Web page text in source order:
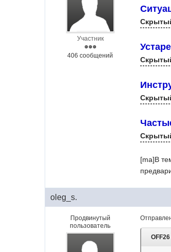
Участник
406 сообщений
[ma]В
oleg_s.
Продвинутый
пользователь